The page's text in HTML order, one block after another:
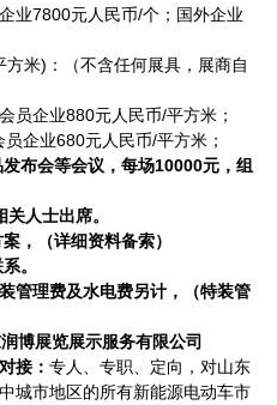
业7800元人民币/个；国外企业
方米)：（不含任何展具，展商自
员企业880元人民币/平方米；
企业680元人民币/平方米；
布会等会议，每场10000元，组
人士出席。
，（详细资料备索）
。
管理费及水电费另计，（特装管
润博展览展示服务有限公司
接 ： 专人、专职、定向，对山东
城市地区的所有新能源电动车市